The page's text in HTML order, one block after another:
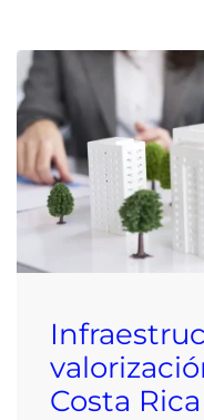
Costa Rica